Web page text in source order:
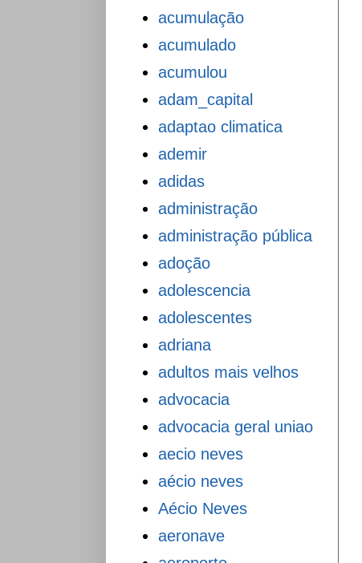
acumulação
acumulado
acumulou
adam_capital
adaptao climatica
ademir
adidas
administração
administração pública
adoção
adolescencia
adolescentes
adriana
adultos mais velhos
advocacia
advocacia geral uniao
aecio neves
aécio neves
Aécio Neves
aeronave